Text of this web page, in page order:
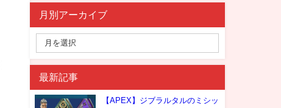
月別アーカイブ
最新記事
【APEX】ジブラルタルのミシッ